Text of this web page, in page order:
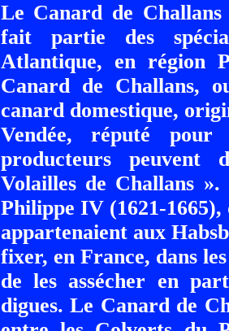
Le Canard de
fait partie des
Atlantique, en région
Canard de Challans,
canard domestique,
Vendée, réputé
producteurs peuvent
Volailles de Challans
Philippe IV (1621-1665),
appartenaient aux
fixer, en France, dans
de les assécher en
digues. Le Canard de